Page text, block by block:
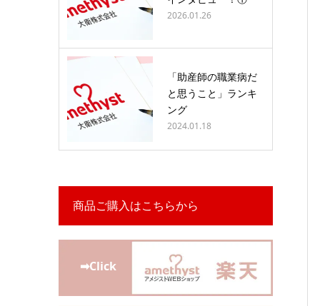
2026.01.26
「助産師の職業病だ
と思うこと」ランキ
ング
2024.01.18
商品ご購入はこちらから
➡Click